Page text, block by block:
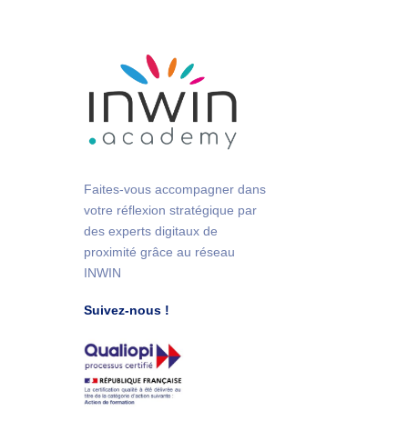
Faites-vous accompagner dans
votre réflexion stratégique par
des experts digitaux de
proximité grâce au réseau
INWIN
Suivez-nous !